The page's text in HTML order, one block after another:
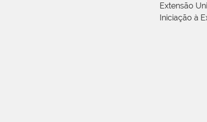
Extensão
Iniciação à